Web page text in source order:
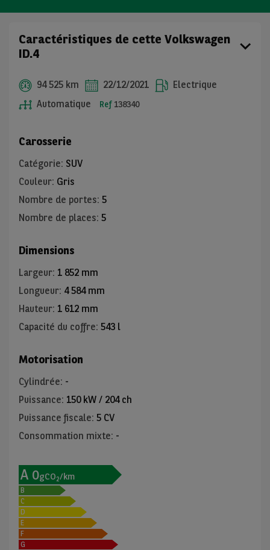
Caractéristiques de cette Volkswagen
ID.4
94 525 km 22/12/2021
Electrique
Automatique
Ref 138340
Carosserie
Catégorie: SUV
Couleur: Gris
Nombre de portes: 5
Nombre de places: 5
Dimensions
Largeur: 1 852 mm
Longueur: 4 584 mm
Hauteur: 1 612 mm
Capacité du coffre: 543 l
Motorisation
Cylindrée: -
Puissance: 150 kW / 204 ch
Puissance fiscale: 5 CV
Consommation mixte: -
A 0gCO2/km
B
C
D
E
F
G